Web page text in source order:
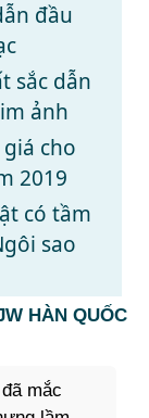
đầu
sắc dẫn
ảnh
cho
2019
có tầm
sao
HÀN QUỐC
mắc